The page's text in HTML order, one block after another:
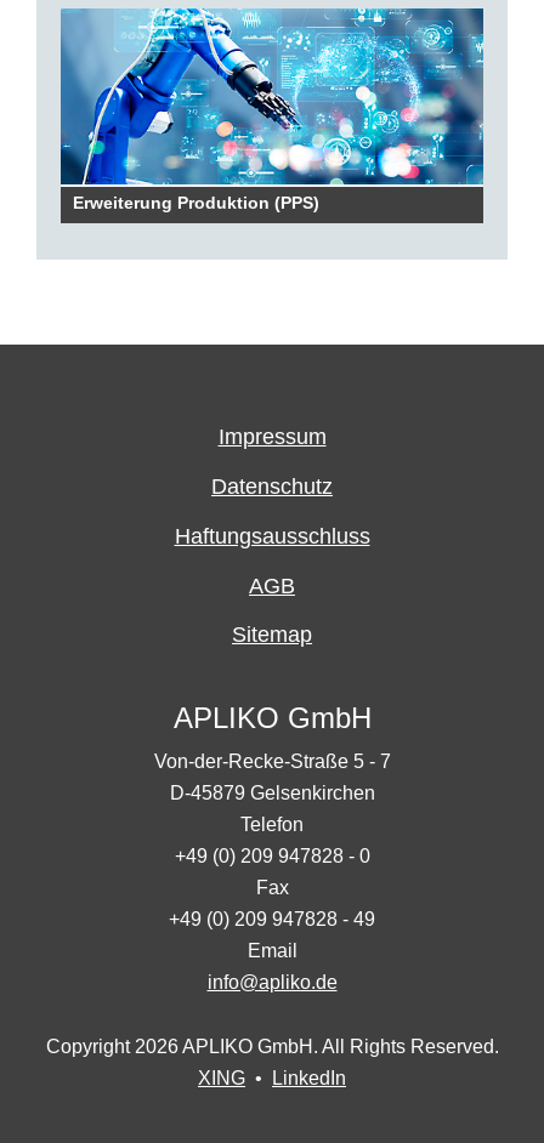
Erweiterung Produktion (PPS)
Impressum
Datenschutz
Haftungsausschluss
AGB
Sitemap
APLIKO GmbH
Von-der-Recke-Straße 5 - 7
D-45879 Gelsenkirchen
Telefon
+49 (0) 209 947828 - 0
Fax
+49 (0) 209 947828 - 49
Email
info@apliko.de
Copyright 2026 APLIKO GmbH. All Rights Reserved.
XING • LinkedIn